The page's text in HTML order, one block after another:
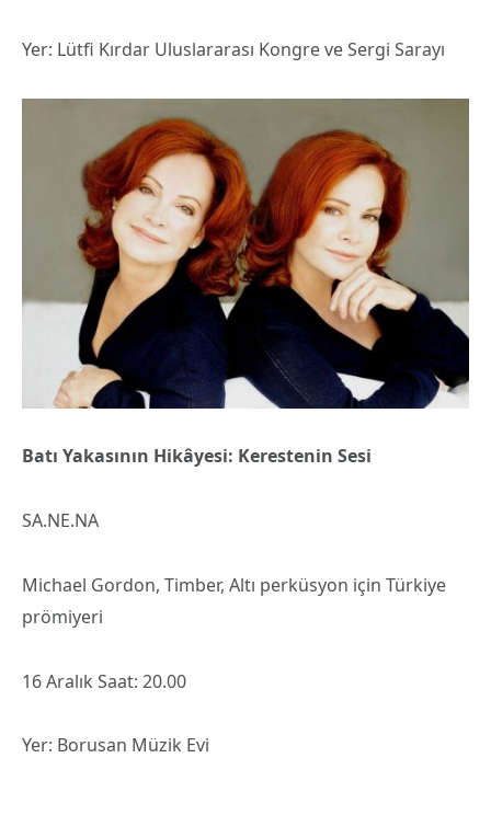
Yer: Lütfi Kırdar Uluslararası Kongre ve Sergi Sarayı
Batı Yakasının Hikâyesi: Kerestenin Sesi
SA.NE.NA
Michael Gordon, Timber, Altı perküsyon için Türkiye
prömiyeri
16 Aralık Saat: 20.00
Yer: Borusan Müzik Evi